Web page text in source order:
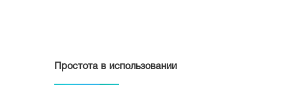
Простота в использовании